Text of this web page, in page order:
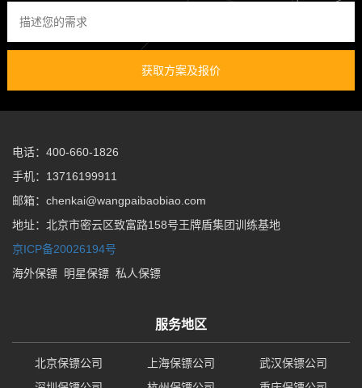
获取方案及报价
电话：400-660-1826
手机：13716199911
邮箱：chenkai@wangpaibaobiao.com
地址：北京市密云区致富路158号王牌盾集团训练基地
京ICP备20026194号
海外保镖
明星保镖 私人保镖
服务地区
北京保镖公司 上海保镖公司
武汉保镖公司